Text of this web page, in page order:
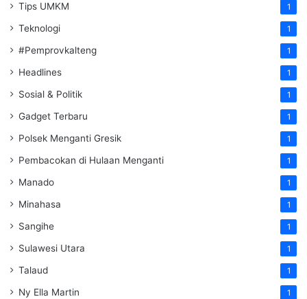
Tips UMKM 1
Teknologi 1
#Pemprovkalteng 1
Headlines 1
Sosial & Politik 1
Gadget Terbaru 1
Polsek Menganti Gresik 1
Pembacokan di Hulaan Menganti 1
Manado 1
Minahasa 1
Sangihe 1
Sulawesi Utara 1
Talaud 1
Ny Ella Martin 1